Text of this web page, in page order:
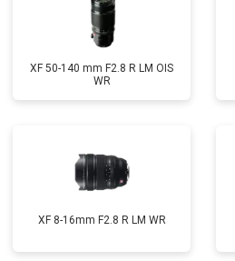
XF 50-140 mm F2.8 R LM OIS
WR
XF 8-16mm F2.8 R LM WR